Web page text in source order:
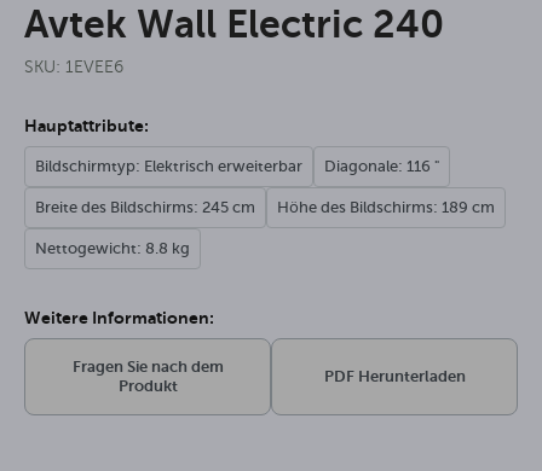
Avtek Wall Electric 240
SKU: 1EVEE6
Hauptattribute:
Bildschirmtyp: Elektrisch erweiterbar Diagonale: 116 "
Breite des Bildschirms: 245 cm Höhe des Bildschirms: 189 cm
Nettogewicht: 8.8 kg
Weitere Informationen:
Fragen Sie nach dem
Produkt
PDF Herunterladen